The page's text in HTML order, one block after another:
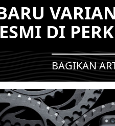
DI
BAGIKAN